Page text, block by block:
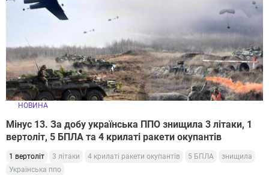
НОВИНА
Мінус 13. За добу українська ППО знищила 3 літаки, 1
вертоліт, 5 БПЛА та 4 крилаті ракети окупантів
1 вертоліт 3 літаки 4 крилаті ракети окупантів 5 БПЛА
знищила
Українська ппо